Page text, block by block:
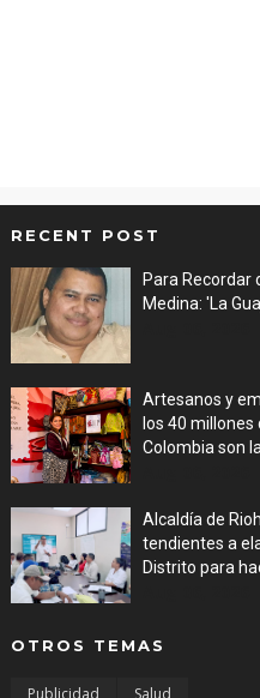
RECENT POST
Para Recordar
Medina: 'La
Artesanos y
los 40 millones
Colombia son
Alcaldía de
tendientes a
Distrito para
OTROS TEMAS
Publicidad Salud